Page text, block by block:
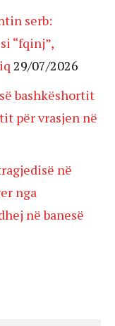
serb:
“fqinj”,
29/07/2026
bashkëshortit
për vrasjen në
në
nga
në banesë